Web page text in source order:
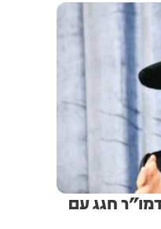
חגג עם